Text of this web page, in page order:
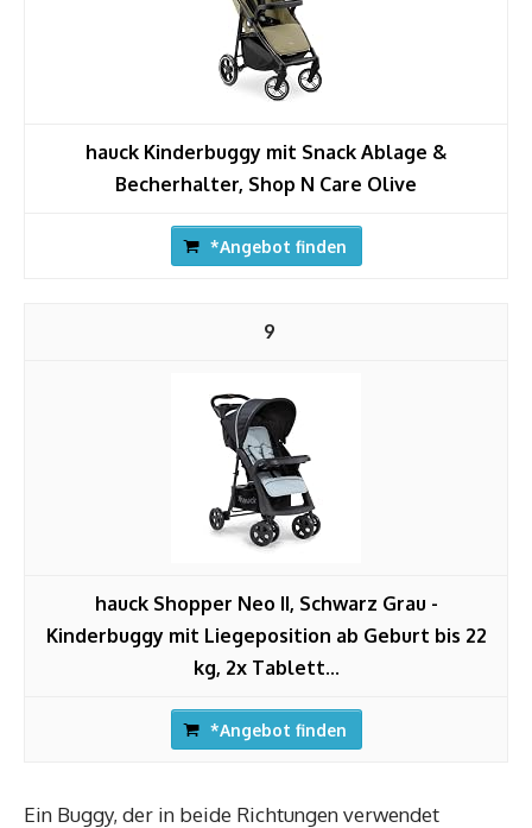
hauck Kinderbuggy mit Snack Ablage &
Becherhalter, Shop N Care Olive
*Angebot finden
9
hauck Shopper Neo II, Schwarz Grau -
Kinderbuggy mit Liegeposition ab Geburt bis 22
kg, 2x Tablett...
*Angebot finden
Ein Buggy, der in beide Richtungen verwendet